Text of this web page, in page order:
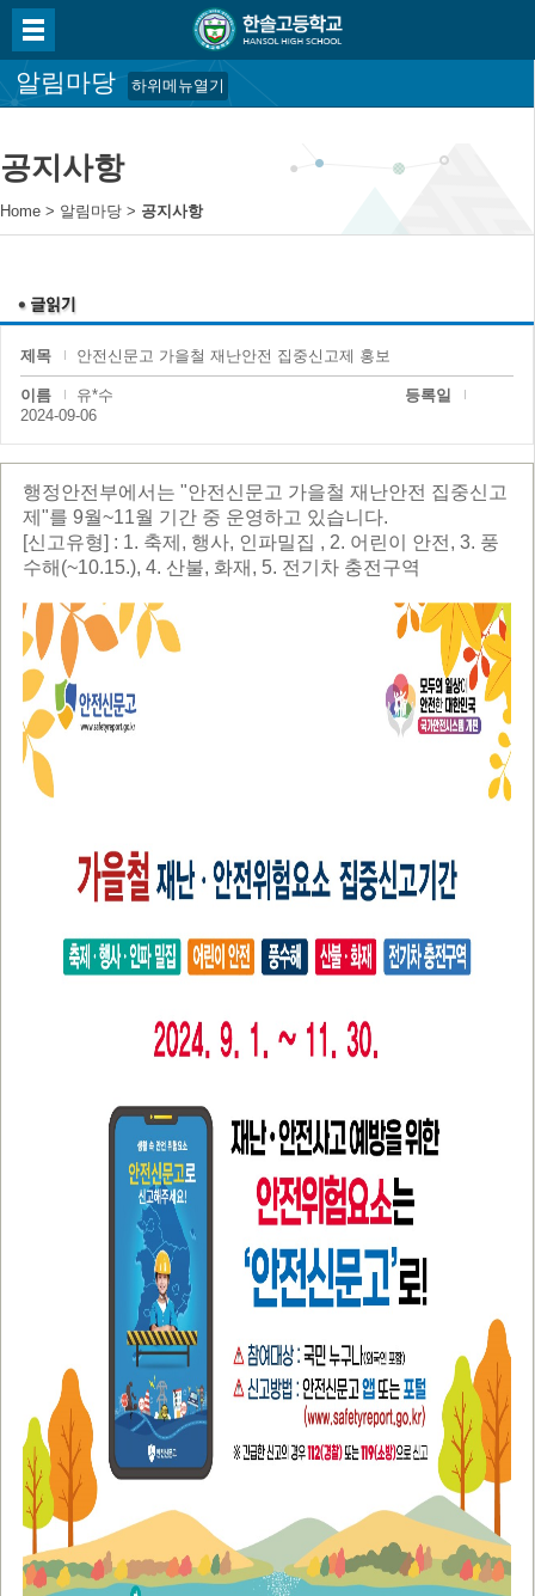
알림마당 하위메뉴열기
공지사항
Home > 알림마당 > 공지사항
제목 안전신문고 가을철 재난안전 집중신고제 홍보
이름 유*수
등록일
2024-09-06
행정안전부에서는 "안전신문고 가을철 재난안전 집중신고
제"를 9월~11월 기간 중 운영하고 있습니다.
[신고유형] : 1. 축제, 행사, 인파밀집 , 2. 어린이 안전, 3. 풍
수해(~10.15.), 4. 산불, 화재, 5. 전기차 충전구역